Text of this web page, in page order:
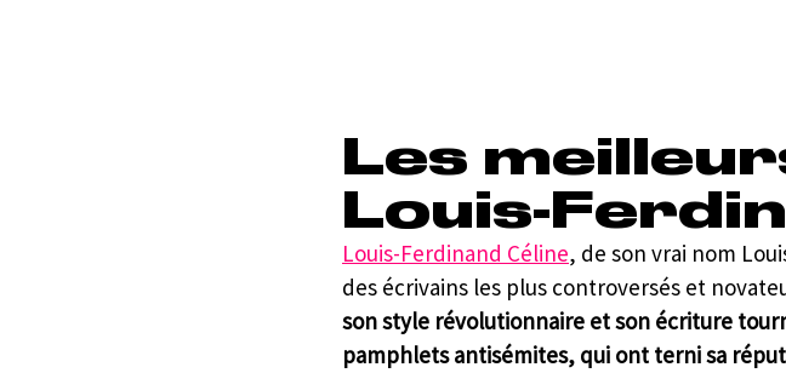
Les
Louis-
Louis-Ferdinand Céline, de son vrai nom
des écrivains les plus controversés et
son style révolutionnaire et son écriture
pamphlets antisémites, qui ont terni sa